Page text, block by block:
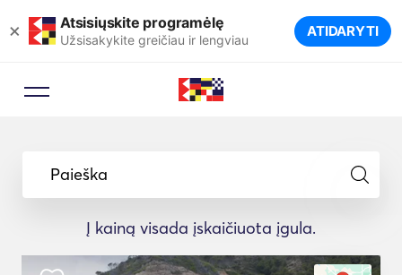
× Atsisiųskite programėlę
Užsisakykite greičiau ir lengviau ATIDARYTI
Paieška
Į kainą visada įskaičiuota įgula.